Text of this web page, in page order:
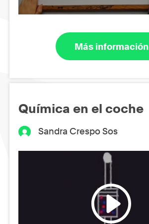
Más información
Química en el coche
Sandra Crespo Sos